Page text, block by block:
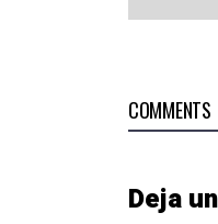
COMMENTS
Deja